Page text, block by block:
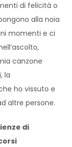
di felicità o
alla noia
momenti e ci
canzone
la
ho vissuto e
altre persone.
di